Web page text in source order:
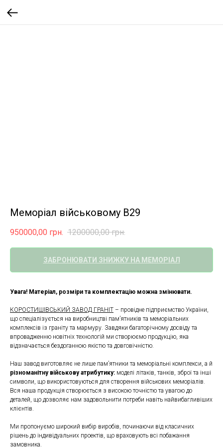
Меморіал військовому B29
950000,00 грн. 1200000,00 грн.
ЗАБРОНЮВАТИ ЗНИЖКУ НА МЕМОРІАЛ
Увага! Матеріал, розміри та комплектацію можна змінювати.
КОРОСТИШІВСЬКИЙ ЗАВОД ГРАНІТ – провідне підприємство України,
що спеціалізується на виробництві пам’ятників та меморіальних
комплексів із граніту та мармуру. Завдяки багаторічному досвіду та
впровадженню новітніх технологій ми створюємо продукцію, яка
відзначається бездоганною якістю та довговічністю.
Наш завод виготовляє не лише пам’ятники та меморіальні комплекси, а й
різноманітну військову атрибутику: моделі літаків, танків, зброї та інші
символи, що використовуються для створення військових меморіалів.
Вся наша продукція створюється з високою точністю та увагою до
деталей, що дозволяє нам задовольнити потреби навіть найвибагливіших
клієнтів.
Ми пропонуємо широкий вибір виробів, починаючи від класичних
рішень до індивідуальних проектів, що враховують всі побажання
замовника.